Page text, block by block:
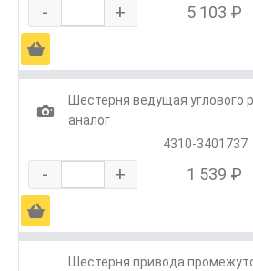
- + 5 103 ₽
Ä
1
Шестерня ведущая углового
аналог
4310-3401737
- + 1 539 ₽
Ä
Шестерня привода